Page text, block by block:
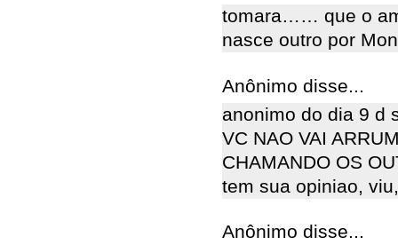
tomara…… que o
nasce outro por
Anônimo disse...
anonimo do dia 9 d
VC NAO VAI
CHAMANDO OS
tem sua opiniao,
Anônimo disse...